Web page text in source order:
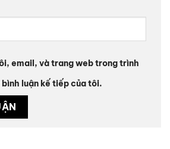
email, và trang web trong trình
luận kế tiếp của tôi.